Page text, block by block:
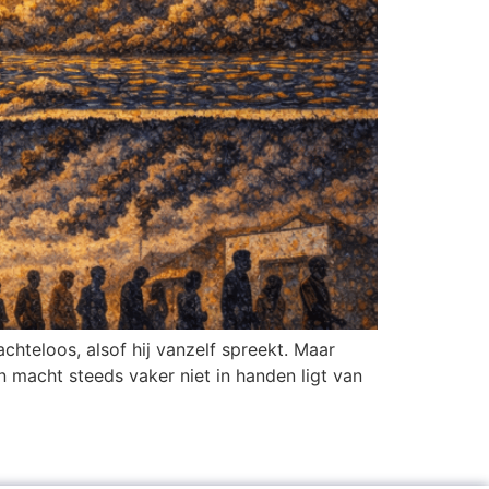
alsof hij vanzelf spreekt. Maar
steeds vaker niet in handen ligt van